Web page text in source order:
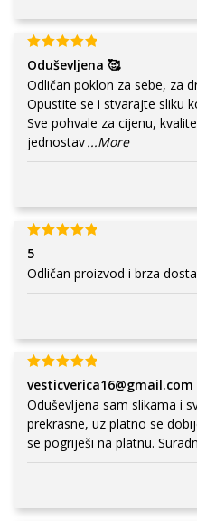
Oduševljena 🥰
Odličan poklon za sebe, za
Opustite se i stvarajte sliku
Sve pohvale za cijenu,
jednostav...More
5
Odličan proizvod i brza
vesticverica16@gmail.com
Oduševljena sam slikama i
prekrasne, uz platno se
se pogriješi na platnu.